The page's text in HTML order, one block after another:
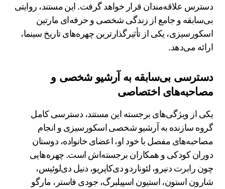
دسترس علاقه‌مندان قرار خواهد گرفت. این مستند، روایتی
بی‌سابقه و جامع از زندگی شخصی و حرفه‌ای مارتین
اسکورسیزی، یکی از تأثیرگذارترین چهره‌های تاریخ سینما،
ارائه می‌دهد.
دسترسی بی‌سابقه به آرشیو شخصی و
مصاحبه‌های اختصاصی
یکی از ویژگی‌های برجسته این مستند، دسترسی کامل
گروه سازنده به آرشیو شخصی اسکورسیزی و انجام
مصاحبه‌های مفصل با خود او، اعضای خانواده، دوستان
دوران کودکی و همکاران برجسته‌اش است. چهره‌هایی
چون رابرت دنیرو، لئوناردو دی‌کاپریو، دنیل دی‌لوئیس،
شارون استون، استیون اسپیلبرگ، جودی فاستر، مارگو